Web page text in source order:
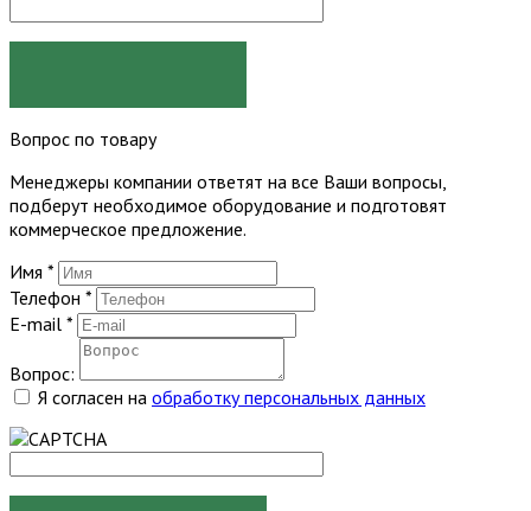
Вопрос по товару
Менеджеры компании ответят на все Ваши вопросы,
подберут необходимое оборудование и подготовят
коммерческое предложение.
Имя *
Телефон *
E-mail *
Вопрос:
Я согласен на обработку персональных данных